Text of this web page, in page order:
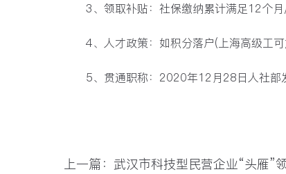
3、领取补贴： 社保缴纳累计满足12个
4、人才政策： 如积分落户(上海高级工可
5、贯通职称： 2020年12月28日人社部
上一篇：武汉市科技型民营企业“头雁”